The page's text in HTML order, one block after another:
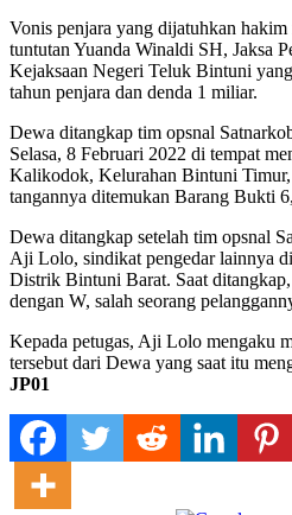
Vonis penjara yang dijatuhkan
tuntutan Yuanda Winaldi SH, Jaksa
Kejaksaan Negeri Teluk Bintuni
tahun penjara dan denda 1 miliar.
Dewa ditangkap tim opsnal
Selasa, 8 Februari 2022 di tempat
Kalikodok, Kelurahan Bintuni
tangannya ditemukan Barang Bukti
Dewa ditangkap setelah tim opsnal
Aji Lolo, sindikat pengedar lainnya
Distrik Bintuni Barat. Saat
dengan W, salah seorang
Kepada petugas, Aji Lolo mengaku
tersebut dari Dewa yang saat itu
JP01